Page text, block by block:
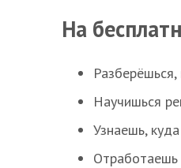
На
Научишься
Узнаешь,
Отработаешь